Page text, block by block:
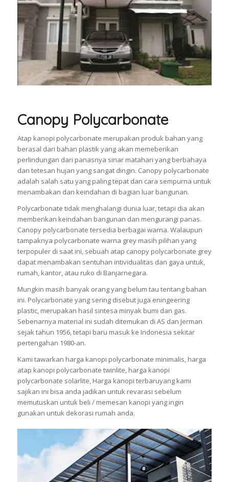
Canopy Polycarbonate
Atap kanopi polycarbonate merupakan produk bahan yang
berasal dari bahan plastik yang akan memeberikan
perlindungan dari panasnya sinar matahari yang berbahaya
dan tetesan hujan yang sangat dingin. Canopy polycarbonate
adalah salah satu yang paling tepat dan cara sempurna untuk
menambakan dan keindahan di bagian luar bangunan.
Polycarbonate tidak menghalangi dunia luar, tetapi dia akan
memberikan keindahan bangunan dan mengurangi panas.
Canopy polycarbonate tersedia berbagai warna. Walaupun
tampaknya polycarbonate warna grey masih pilihan yang
terpopuler di saat ini, sebuah atap canopy polycarbonate grey
dapat menambakan sentuhan intividualitas dan gaya untuk,
rumah, kantor, atau ruko di Banjarnegara.
Mungkin masih banyak orang yang belum tau tentang bahan
ini. Polycarbonate yang sering disebut juga eningeering
plastic, merupakan hasil sintesa minyak bumi dan gas.
Sebenarnya material ini sudah ditemukan di AS dan Jerman
sejak tahun 1956, tetapi baru masuk ke Indonesia sekitar
pertengahan 1980-an.
Kami tawarkan harga kanopi polycarbonate minimalis, harga
atap kanopi polycarbonate twinlite, harga kanopi
polycarbonate solarlite, Harga kanopi terbaruyang kami
sajikan ini bisa anda jadikan untuk revarasi sebelum
memutuskan untuk beli / memesan kanopi yang ingin
gunakan untuk dekorasi rumah anda.